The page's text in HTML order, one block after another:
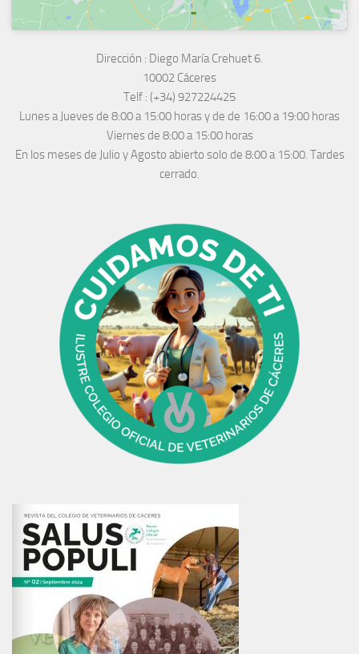
Dirección : Diego María Crehuet 6.
10002 Cáceres
Telf : (+34) 927224425
Lunes a Jueves de 8:00 a 15:00 horas y de de 16:00 a 19:00 horas
Viernes de 8:00 a 15:00 horas
En los meses de Julio y Agosto abierto solo de 8:00 a 15:00. Tardes
cerrado.